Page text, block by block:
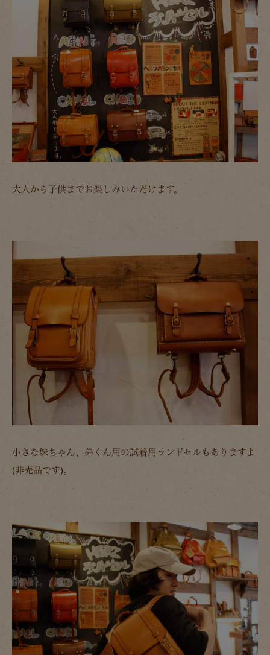
大人から子供までお楽しみいただけます。
小さな妹ちゃん、弟くん用の試着用ランドセルもありますよ
(非売品です)。